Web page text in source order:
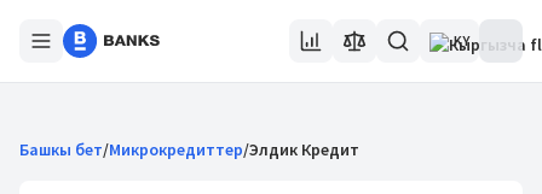
KY
Башкы бет/Микрокредиттер/Элдик Кредит